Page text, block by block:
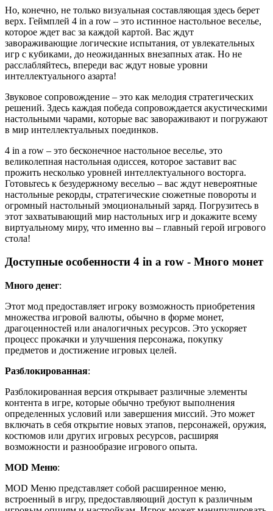
Но, конечно, не только визуальная составляющая здесь берет
верх. Геймплей 4 in a row – это истинное настольное веселье,
которое ждет вас за каждой картой. Вас ждут
завораживающие логические испытания, от увлекательных
игр с кубиками, до неожиданных внезапных атак. Но не
расслабляйтесь, впереди вас ждут новые уровни
интеллектуального азарта!
Звуковое сопровождение – это как мелодия стратегических
решений. Здесь каждая победа сопровождается акустическими
настольными чарами, которые вас завораживают и погружают
в мир интеллектуальных поединков.
4 in a row – это бесконечное настольное веселье, это
великолепная настольная одиссея, которое заставит вас
прожить несколько уровней интеллектуального восторга.
Готовьтесь к безудержному веселью – вас ждут невероятные
настольные рекорды, стратегические сюжетные повороты и
огромный настольный эмоциональный заряд. Погрузитесь в
этот захватывающий мир настольных игр и докажите всему
виртуальному миру, что именно вы – главный герой игрового
стола!
Доступные особенности 4 in a row - Много монет
Много денег:
Этот мод предоставляет игроку возможность приобретения
множества игровой валюты, обычно в форме монет,
драгоценностей или аналогичных ресурсов. Это ускоряет
процесс прокачки и улучшения персонажа, покупку
предметов и достижение игровых целей.
Разблокированная:
Разблокированная версия открывает различные элементы
контента в игре, которые обычно требуют выполнения
определенных условий или завершения миссий. Это может
включать в себя открытие новых этапов, персонажей, оружия,
костюмов или других игровых ресурсов, расширяя
возможности и разнообразие игрового опыта.
MOD Меню:
MOD Меню представляет собой расширенное меню,
встроенный в игру, предоставляющий доступ к различным